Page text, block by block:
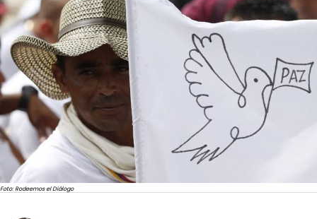
Foto: Rodeemos el Diálogo